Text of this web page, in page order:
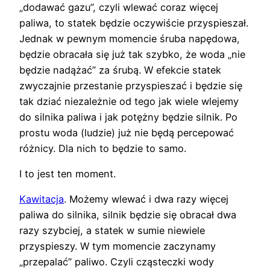
„dodawać gazu”, czyli wlewać coraz więcej
paliwa, to statek będzie oczywiście przyspieszał.
Jednak w pewnym momencie śruba napędowa,
będzie obracała się już tak szybko, że woda „nie
będzie nadążać” za śrubą. W efekcie statek
zwyczajnie przestanie przyspieszać i będzie się
tak dziać niezależnie od tego jak wiele wlejemy
do silnika paliwa i jak potężny będzie silnik. Po
prostu woda (ludzie) już nie będą percepować
różnicy. Dla nich to będzie to samo.
I to jest ten moment.
Kawitacja. Możemy wlewać i dwa razy więcej
paliwa do silnika, silnik będzie się obracał dwa
razy szybciej, a statek w sumie niewiele
przyspieszy. W tym momencie zaczynamy
„przepalać” paliwo. Czyli cząsteczki wody